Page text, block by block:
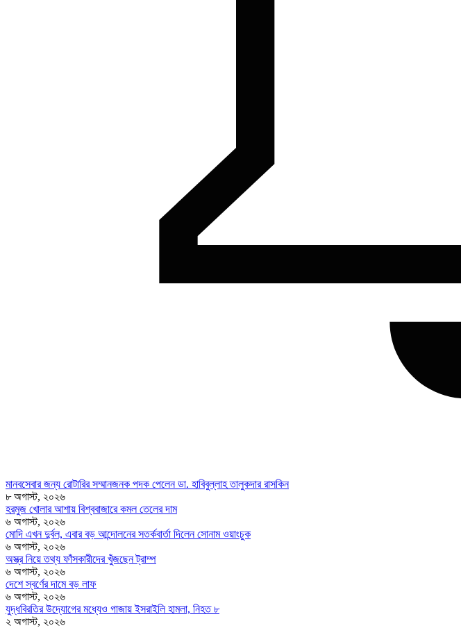
মানবসেবার জন্য রোটারির সম্মানজনক পদক পেলেন ডা. হাবিবুল্লাহ তালুকদার রাসকিন
৮ অগাস্ট, ২০২৬
হরমুজ খোলার আশায় বিশ্ববাজারে কমল তেলের দাম
৬ অগাস্ট, ২০২৬
মোদি এখন দুর্বল, এবার বড় আন্দোলনের সতর্কবার্তা দিলেন সোনাম ওয়াংচুক
৬ অগাস্ট, ২০২৬
অস্ত্র নিয়ে তথ্য ফাঁসকারীদের খুঁজছেন ট্রাম্প
৬ অগাস্ট, ২০২৬
দেশে স্বর্ণের দামে বড় লাফ
৬ অগাস্ট, ২০২৬
যুদ্ধবিরতির উদ্যোগের মধ্যেও গাজায় ইসরাইলি হামলা, নিহত ৮
২ অগাস্ট, ২০২৬